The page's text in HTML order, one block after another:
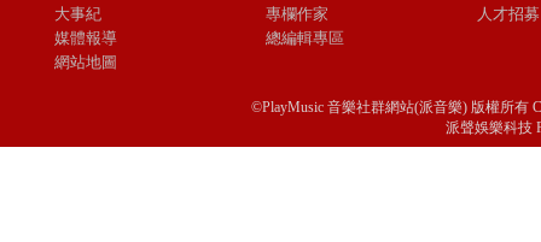
大事紀
媒體報導
網站地圖
專欄作家
總編輯專區
人才招募
©PlayMusic 音樂社群網站(派音樂) 版權所有
派聲娛樂科技